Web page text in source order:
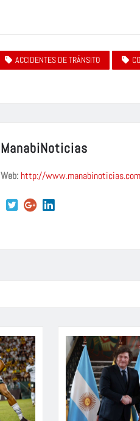
ACCIDENTES DE TRÁNSITO
ManabiNoticias
Web: http://www.manabinoticias.com